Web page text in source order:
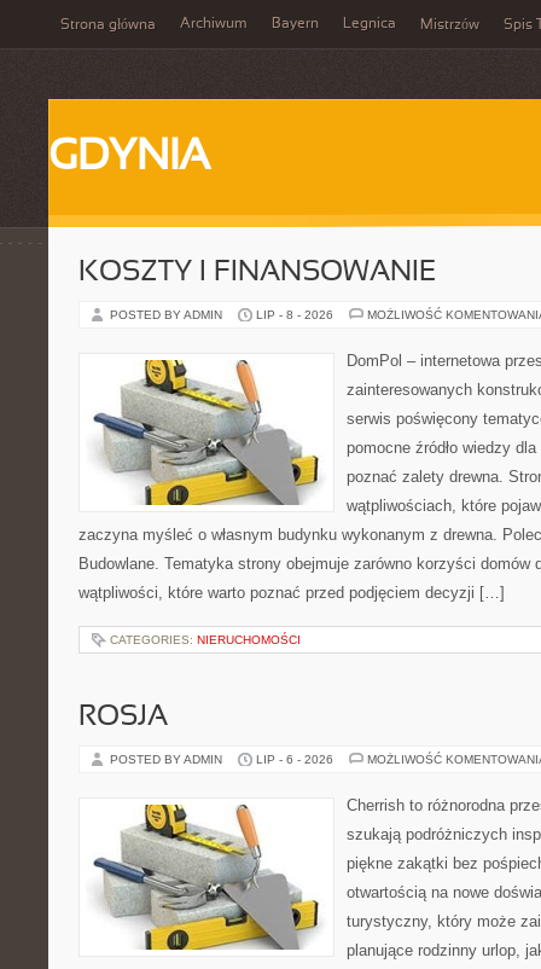
Strona główna Archiwum Bayern Legnica Mistrzów Spis
GDYNIA
KOSZTY I FINANSOWANIE
POSTED BY ADMIN LIP - 8 - 2026 MOŻLIWOŚĆ
DomPol – internetowa
zainteresowanych
serwis poświęcony
pomocne źródło wiedzy
poznać zalety drewna.
wątpliwościach, które
zaczyna myśleć o własnym budynku wykonanym z drewna.
Budowlane. Tematyka strony obejmuje zarówno korzyści domów
wątpliwości, które warto poznać przed podjęciem decyzji […]
CATEGORIES: NIERUCHOMOŚCI
ROSJA
POSTED BY ADMIN LIP - 6 - 2026 MOŻLIWOŚĆ
Cherrish to różnorodna
szukają podróżniczych
piękne zakątki bez
otwartością na nowe
turystyczny, który może
planujące rodzinny urlop,